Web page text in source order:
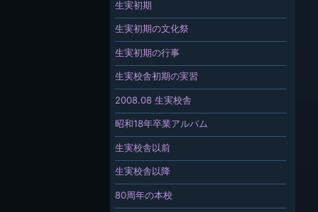
生実初期
生実初期の文化祭
生実初期の行事
生実校舎初期の実習
2008.08 生実校舎
昭和18年卒業アルバム
生実校舎以前
生実校舎以降
80周年の本校